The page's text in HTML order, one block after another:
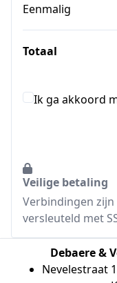
Eenmalig
Totaal
Ik ga akkoord
Veilige betaling
Verbindingen zijn
versleuteld met
Debaere &
Nevelestraat